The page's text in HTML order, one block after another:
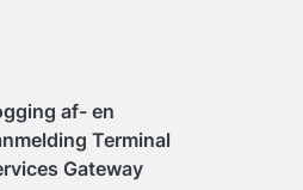
af- en
Terminal
Gateway